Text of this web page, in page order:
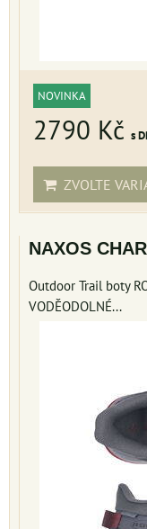
NOVINKA
2790 Kč s
ZVOLTE
NAXOS
Outdoor Trail boty
VODĚODOLNÉ...